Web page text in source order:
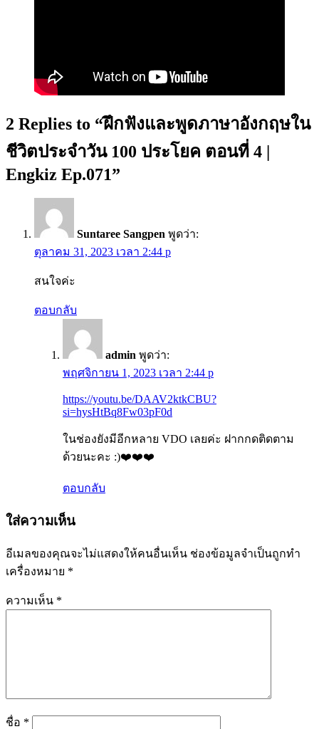
2 Replies to “ฝึกฟังและพูดภาษาอังกฤษใน
ชีวิตประจำวัน 100 ประโยค ตอนที่ 4 |
Engkiz Ep.071”
Suntaree Sangpen พูดว่า:
ตุลาคม 31, 2023 เวลา 2:44 p
สนใจค่ะ
ตอบกลับ
admin พูดว่า:
พฤศจิกายน 1, 2023 เวลา 2:44 p
https://youtu.be/DAAV2ktkCBU?
si=hysHtBq8Fw03pF0d
ในช่องยังมีอีกหลาย VDO เลยค่ะ ฝากกดติดตาม
ด้วยนะคะ :)❤️❤️❤️
ตอบกลับ
ใส่ความเห็น
อีเมลของคุณจะไม่แสดงให้คนอื่นเห็น ช่องข้อมูลจำเป็นถูกทำ
เครื่องหมาย *
ความเห็น *
ชื่อ *